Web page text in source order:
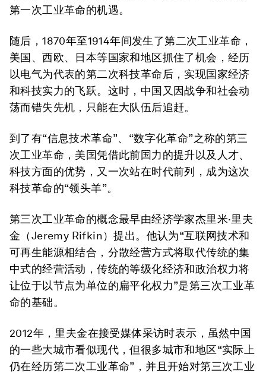
第一次工业革命的机遇。
随后，1870年至1914年间发生了第二次工业革命，
美国、西欧、日本等国家和地区抓住了机会，经历
以电气为代表的第二次科技革命后，实现国家经济
和科技实力的飞跃。这时，中国又因战争和社会动
荡而错失先机，只能在大队伍后追赶。
到了有“信息技术革命”、“数字化革命”之称的第三
次工业革命，美国凭借此前国力的提升以及人才、
科技方面的优势，又一次站在时代前列，成为这次
科技革命的“领头羊”。
第三次工业革命的概念最早由经济学家杰里米·里夫
金（Jeremy Rifkin）提出。他认为“互联网技术和
可再生能源相结合，分散经营方式将取代传统的集
中式的经营活动，传统的等级化经济和政治权力将
让位于以节点为单位的扁平化权力”是第三次工业革
命的基础。
2012年，里夫金在接受媒体采访时表示，虽然中国
的一些大城市看似现代，但很多城市和地区“实际上
仍在经历第二次工业革命”，并且开始对第三次工业